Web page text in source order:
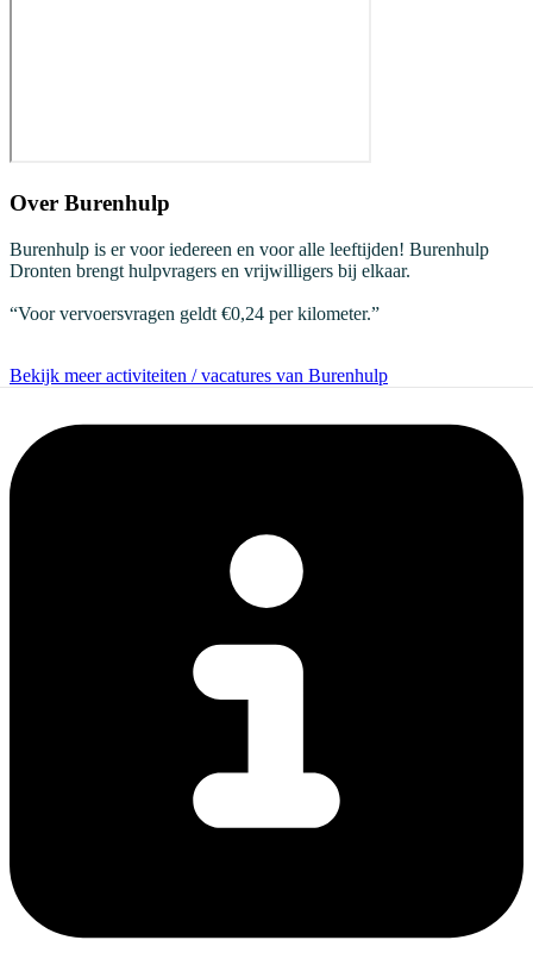
Over Burenhulp
Burenhulp is er voor iedereen en voor alle leeftijden! Burenhulp
Dronten brengt hulpvragers en vrijwilligers bij elkaar.
“Voor vervoersvragen geldt €0,24 per kilometer.”
Bekijk meer activiteiten / vacatures van Burenhulp